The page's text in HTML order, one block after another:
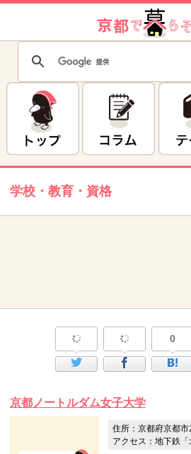
学校・教育・資格
0
京都ノートルダム女子大学
住所：京都府京都
アクセス：地下鉄